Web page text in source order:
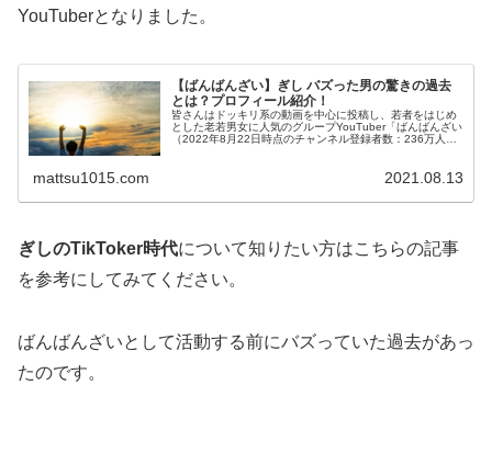
YouTuberとなりました。
【ばんばんざい】ぎし バズった男の驚きの過去
とは？プロフィール紹介！
皆さんはドッキリ系の動画を中心に投稿し、若者をはじめ
とした老若男女に人気のグループYouTuber「ばんばんざい
（2022年8月22日時点のチャンネル登録者数：236万人）
mattsu1015.com 2021.08.13
ぎしのTikToker時代について知りたい方はこちらの記事
を参考にしてみてください。
ばんばんざいとして活動する前にバズっていた過去があっ
たのです。